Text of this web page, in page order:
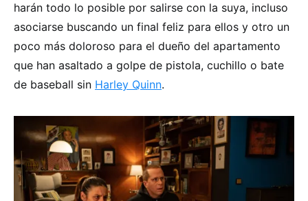
harán todo lo posible por salirse con la suya, incluso
asociarse buscando un final feliz para ellos y otro un
poco más doloroso para el dueño del apartamento
que han asaltado a golpe de pistola, cuchillo o bate
de baseball sin Harley Quinn.